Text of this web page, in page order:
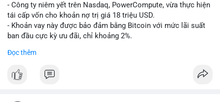
- Công ty niêm yết trên Nasdaq, PowerCompute, vừa thực hiện
tái cấp vốn cho khoản nợ trị giá 18 triệu USD.
- Khoản vay này được bảo đảm bằng Bitcoin với mức lãi suất
ban đầu cực kỳ ưu đãi, chỉ khoảng 2%.
ngày càng tin tưởng sử dụng BTC làm tài sản thế chấp để tối
Đọc thêm